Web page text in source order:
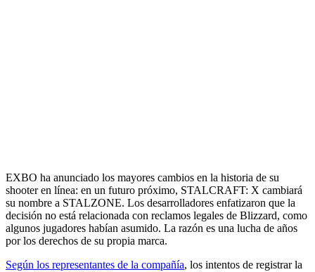
EXBO ha anunciado los mayores cambios en la historia de su
shooter en línea: en un futuro próximo, STALCRAFT: X cambiará
su nombre a STALZONE. Los desarrolladores enfatizaron que la
decisión no está relacionada con reclamos legales de Blizzard, como
algunos jugadores habían asumido. La razón es una lucha de años
por los derechos de su propia marca.
Según los representantes de la compañía, los intentos de registrar la